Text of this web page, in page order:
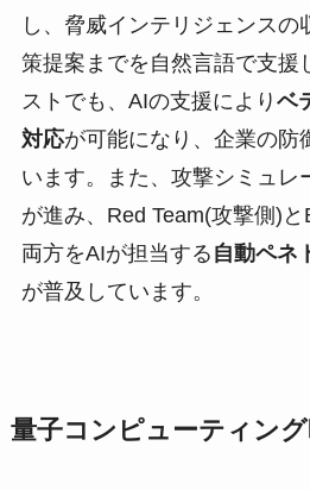
し、脅威インテリジェンスの
策提案までを自然言語で支援
ストでも、AIの支援により ベ
対応が可能になり、企業の防
います。また、攻撃シミュレ
が進み、Red Team(攻撃側)
両方をAIが担当する 自動ペネ
が普及しています。
量子コンピューティン